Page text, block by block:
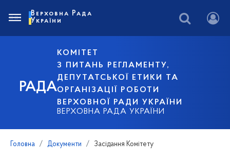
РАДА
КОМІТЕТ
З ПИТАНЬ РЕГЛАМЕНТУ,
ДЕПУТАТСЬКОЇ ЕТИКИ ТА
ОРГАНІЗАЦІЇ РОБОТИ
ВЕРХОВНОЇ РАДИ УКРАЇНИ
ВЕРХОВНА РАДА УКРАЇНИ
Верховна Рада
України
Головна Документи Засідання Комітету